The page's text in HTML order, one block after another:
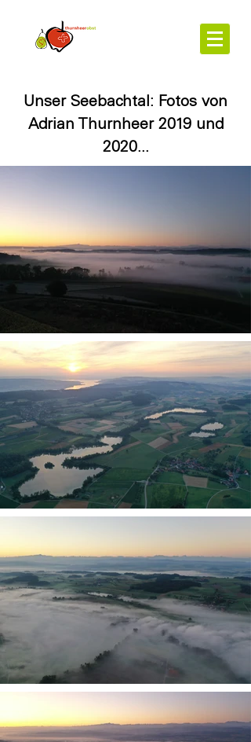
Unser Seebachtal: Fotos von
Adrian Thurnheer 2019 und
2020...